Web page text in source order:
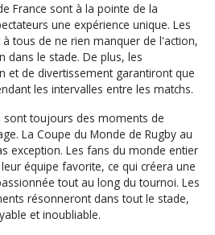
France sont à la pointe de la
une expérience unique. Les
tous de ne rien manquer de l'action,
dans le stade. De plus, les
et de divertissement garantiront que
les intervalles entre les matchs.
sont toujours des moments de
La Coupe du Monde de Rugby au
exception. Les fans du monde entier
équipe favorite, ce qui créera une
tout au long du tournoi. Les
résonneront dans tout le stade,
et inoubliable.